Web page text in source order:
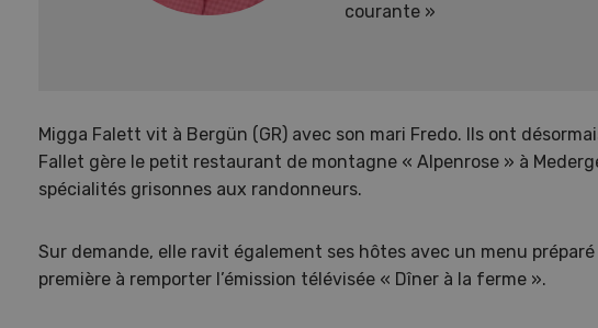
courante »
Migga Falett vit à Bergün (GR) avec son mari Fredo. Ils ont
Fallet gère le petit restaurant de montagne « Alpenrose » à
spécialités grisonnes aux randonneurs.
Sur demande, elle ravit également ses hôtes avec un menu
première à remporter l’émission télévisée « Dîner à la ferme ».